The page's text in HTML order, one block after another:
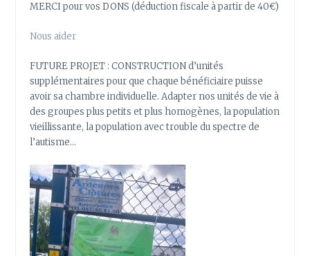
MERCI pour vos DONS (déduction fiscale à partir de 40€)
Nous aider
FUTURE PROJET : CONSTRUCTION d’unités
supplémentaires pour que chaque bénéficiaire puisse
avoir sa chambre individuelle. Adapter nos unités de vie à
des groupes plus petits et plus homogènes, la population
vieillissante, la population avec trouble du spectre de
l’autisme…